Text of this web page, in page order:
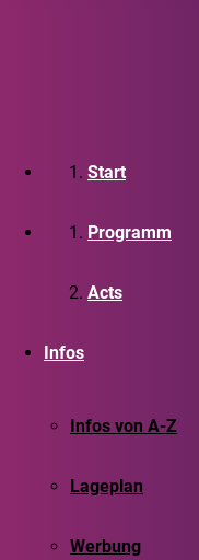
Start
Programm
Acts
Infos
Infos von A-Z
Lageplan
Werbung